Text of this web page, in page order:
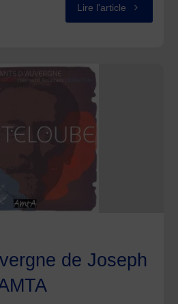
Lire l'article"Le
de Joseph